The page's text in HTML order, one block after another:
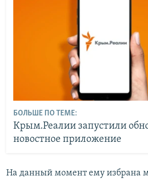
БОЛЬШЕ ПО ТЕМЕ:
Крым.Реалии запустили
новостное приложение
На данный момент ему избрана